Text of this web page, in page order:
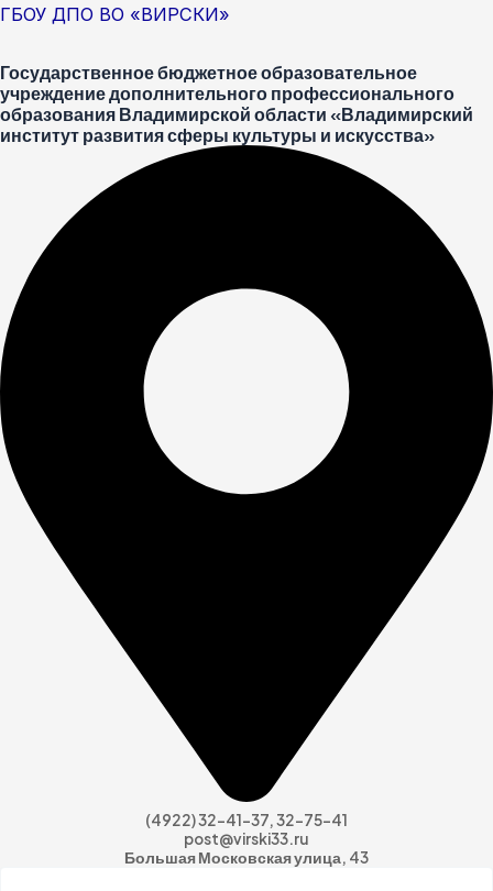
Перейти
содержимому
ГБОУ ДПО ВО «ВИРСКИ»
Государственное бюджетное образовательное
учреждение дополнительного профессионального
образования Владимирской области «Владимирский
институт развития сферы культуры и искусства»
(4922) 32-41-37, 32-75-41
post@virski33.ru
Большая Московская улица, 43
Меню
Post